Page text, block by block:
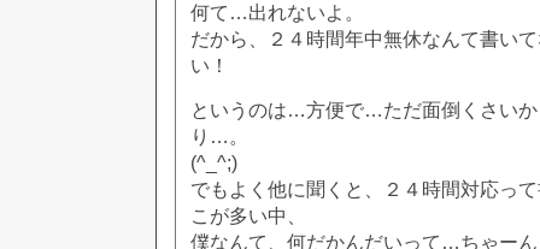
何て…出れないよ。
だから、２４時間年中無休なんて書い
い！
というのは…方便で…ただ面倒くさい
り…。
(^_^;)
でもよく他に聞くと、２４時間対応っ
こが多い中、
僕なんて、何だかんだいって…ちゃー